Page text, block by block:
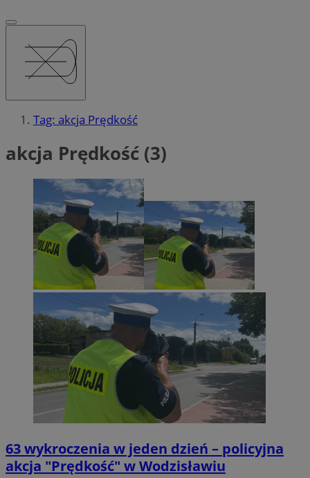
Tag: akcja Prędkość
akcja Prędkość (3)
63 wykroczenia w jeden dzień – policyjna
akcja "Prędkość" w Wodzisławiu